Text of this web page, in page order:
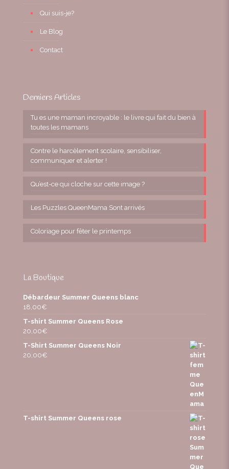
Qui suis-je?
Le Blog
Contact
Derniers Articles
Tu es une maman incroyable : le livre qui fait du bien à
toutes les mamans
Contre le harcèlement scolaire, sensibiliser,
communiquer et alerter !
Qu’est-ce qui cloche sur cette image ?
Les Puzzles QueenMama Sont arrivés
Coloriage pour fêter le printemps
La Boutique
Débardeur Summer Queens blanc
18,00€
T-shirt Summer Queens Rose
20,00€
T-Shirt Summer Queens Noir
20,00€
T-shirt Summer Queens rose